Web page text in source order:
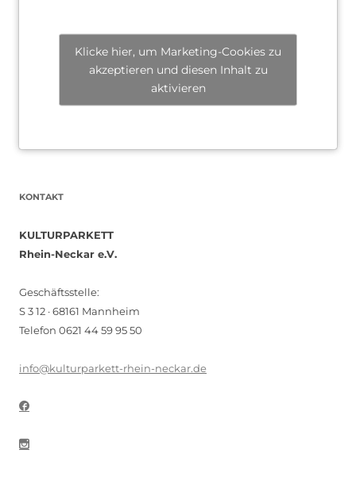
Klicke hier, um Marketing-Cookies zu
akzeptieren und diesen Inhalt zu
aktivieren
KONTAKT
KULTURPARKETT
Rhein-Neckar e.V.
Geschäftsstelle:
S 3 12 · 68161 Mannheim
Telefon 0621 44 59 95 50
info@kulturparkett-rhein-neckar.de